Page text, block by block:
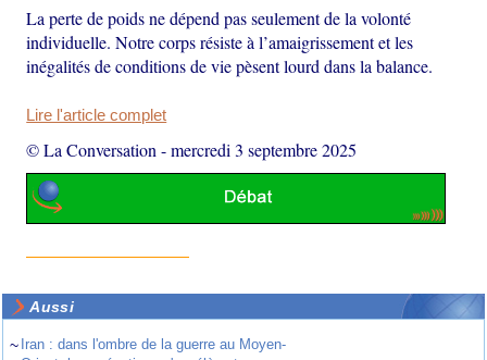
La perte de poids ne dépend pas seulement de la volonté
individuelle. Notre corps résiste à l’amaigrissement et les
inégalités de conditions de vie pèsent lourd dans la balance.
Lire l'article complet
© La Conversation -mercredi 3 septembre 2025
Aussi
~ Iran : dans l'ombre de la guerre au Moyen-